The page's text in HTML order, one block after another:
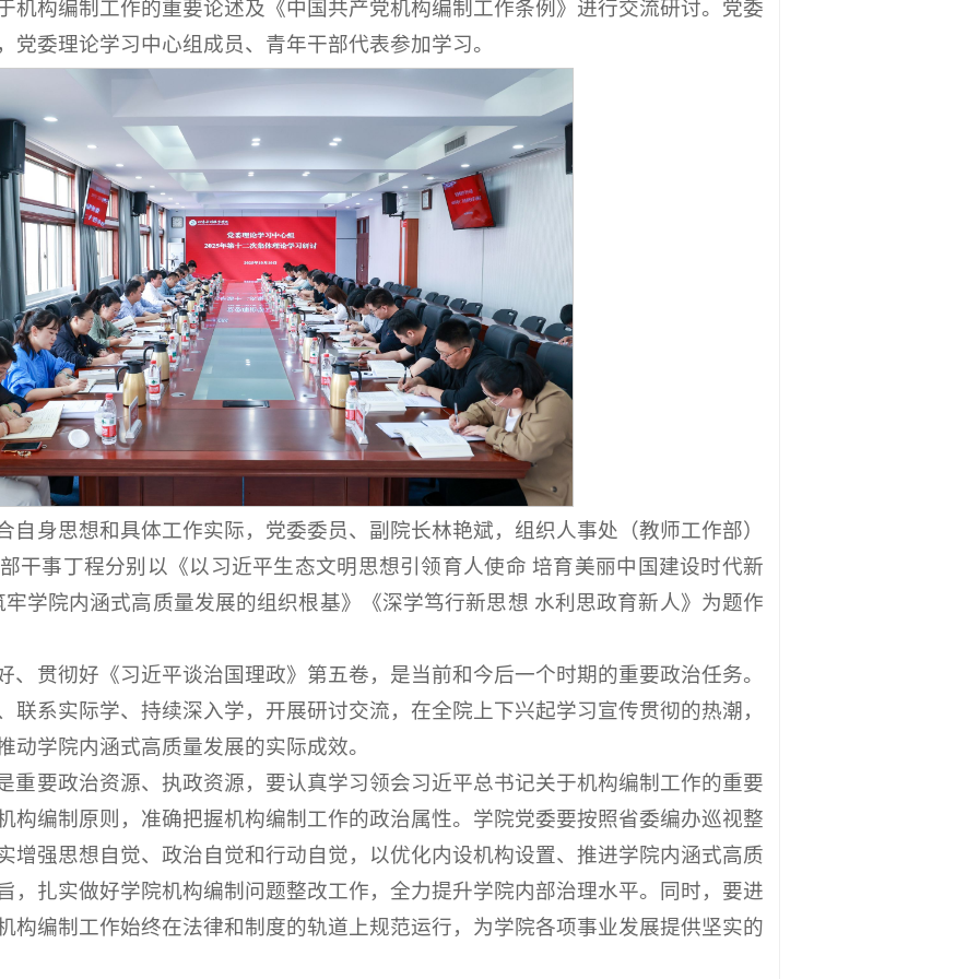
机构编制工作的重要论述及《中国共产党机构编制工作条例》进行交流研讨。党委
党委理论学习中心组成员、青年干部代表参加学习。
自身思想和具体工作实际，党委委员、副院长林艳斌，组织人事处（教师工作部）
干事丁程分别以《以习近平生态文明思想引领育人使命 培育美丽中国建设时代新
学院内涵式高质量发展的组织根基》《深学笃行新思想 水利思政育新人》为题作
、贯彻好《习近平谈治国理政》第五卷，是当前和今后一个时期的重要政治任务。
联系实际学、持续深入学，开展研讨交流，在全院上下兴起学习宣传贯彻的热潮，
动学院内涵式高质量发展的实际成效。
重要政治资源、执政资源，要认真学习领会习近平总书记关于机构编制工作的重要
构编制原则，准确把握机构编制工作的政治属性。学院党委要按照省委编办巡视整
增强思想自觉、政治自觉和行动自觉，以优化内设机构设置、推进学院内涵式高质
，扎实做好学院机构编制问题整改工作，全力提升学院内部治理水平。同时，要进
构编制工作始终在法律和制度的轨道上规范运行，为学院各项事业发展提供坚实的